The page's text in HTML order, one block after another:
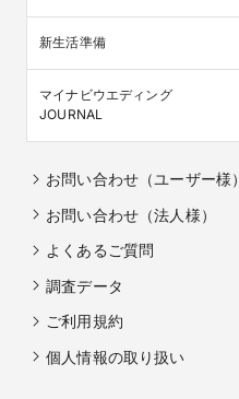
新生活準備
マイナビウエディング
JOURNAL
お問い合わせ（ユーザー様）
お問い合わせ（法人様）
よくあるご質問
調査データ
ご利用規約
個人情報の取り扱い